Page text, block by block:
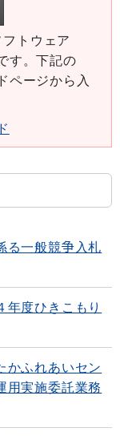
トウェア
す。下記の
ページから入
る一般競争入札
年度ひきこもり
かふれあいセン
用実施委託業務